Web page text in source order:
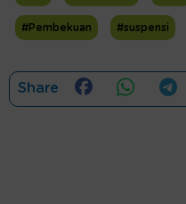
#Pembekuan #suspensi
Share